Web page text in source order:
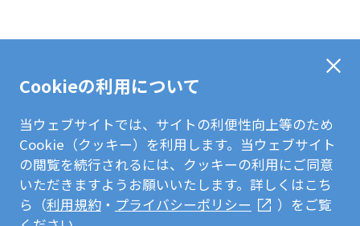
Cookieの利用について
当ウェブサイトでは、サイトの利便性向上等のため
Cookie（クッキー）を利用します。当ウェブサイト
の閲覧を続行されるには、クッキーの利用にご同意
いただきますようお願いいたします。詳しくはこち
ら（利用規約・ プライバシーポリシー
）をご覧